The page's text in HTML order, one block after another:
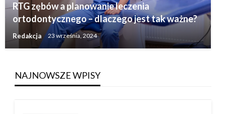
RTG zębów a planowanie leczenia
ortodontycznego – dlaczego jest tak ważne?
Redakcja 23 września, 2024
NAJNOWSZE WPISY